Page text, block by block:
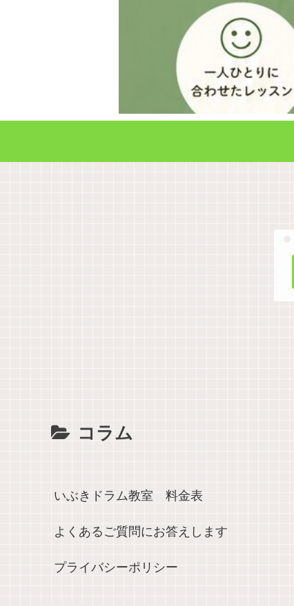
コラム
いぶきドラム教室 料金表
よくあるご質問にお答えします
プライバシーポリシー